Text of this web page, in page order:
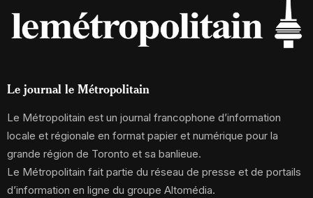
Le journal le Métropolitain
Le Métropolitain est un journal francophone d’information
locale et régionale en format papier et numérique pour la
grande région de Toronto et sa banlieue.
Le Métropolitain fait partie du réseau de presse et de portails
d’information en ligne du groupe Altomédia.